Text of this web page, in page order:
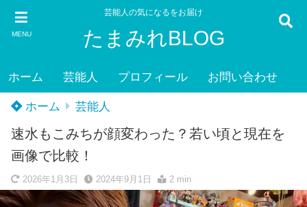
MENU
芸能人の気になるをお届け
たまみれBLOG
ホーム 芸能人 プロフィール お問い合わせ
ホーム 芸能人
速水もこみちが顔変わった？若い頃と現在を
画像で比較！
2026年1月3日 2024年9月1日 2 min